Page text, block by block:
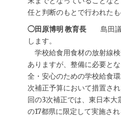
任と判断のもとで行われたも
◯田原博明 教育長 島田議
します。
学校給食用食材の放射線
ありますが、整備に必要と
全・安心のための学校給食
次補正予算において措置さ
回の3次補正では、東日本大
の17都県に限定して実施さ